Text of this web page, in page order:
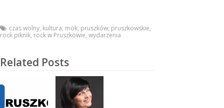
czas wolny, kultura, mok, pruszków, pruszkowskie,
rock piknik, rock w Pruszkowie, wydarzenia
Related Posts